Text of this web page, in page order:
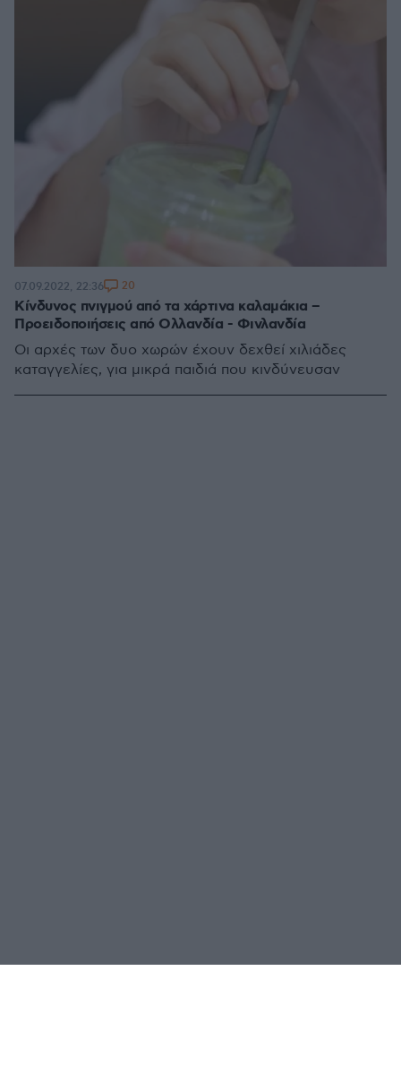
Κίνδυνος πνιγμού από τα χάρτινα καλαμάκια –
Προειδοποιήσεις από Ολλανδία - Φινλανδία
Οι αρχές των δυο χωρών έχουν δεχθεί χιλιάδες
καταγγελίες, για μικρά παιδιά που κινδύνευσαν
07.09.2022, 22:36 20